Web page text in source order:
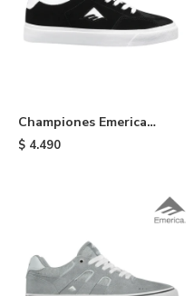
Championes Emerica
Temple - Black
$ 4.490